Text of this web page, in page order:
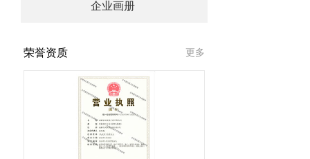
企业画册
更多
荣誉资质